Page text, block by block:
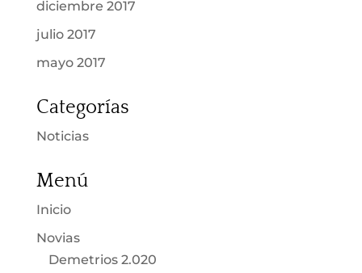
diciembre 2017
julio 2017
mayo 2017
Categorías
Noticias
Menú
Inicio
Novias
Demetrios 2.020